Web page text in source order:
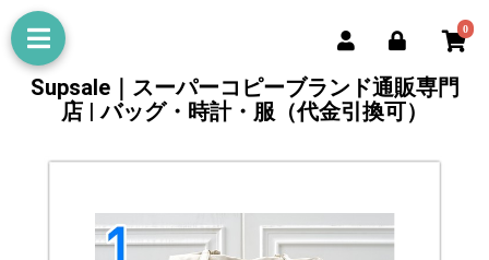
0
Supsale｜スーパーコピーブランド通販専門
店 | バッグ・時計・服（代金引換可）